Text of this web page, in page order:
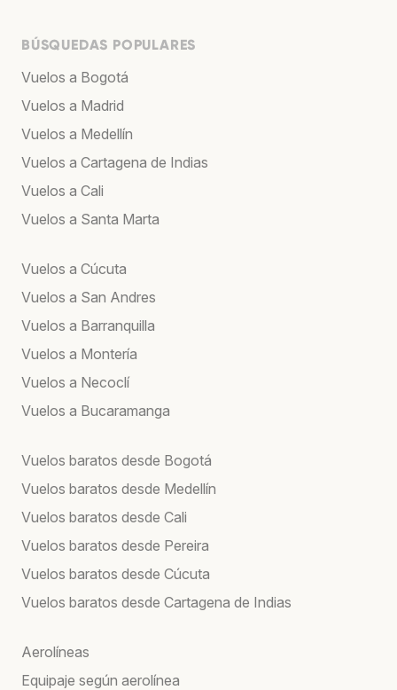
BÚSQUEDAS POPULARES
Vuelos a Bogotá
Vuelos a Madrid
Vuelos a Medellín
Vuelos a Cartagena de Indias
Vuelos a Cali
Vuelos a Santa Marta
Vuelos a Cúcuta
Vuelos a San Andres
Vuelos a Barranquilla
Vuelos a Montería
Vuelos a Necoclí
Vuelos a Bucaramanga
Vuelos baratos desde Bogotá
Vuelos baratos desde Medellín
Vuelos baratos desde Cali
Vuelos baratos desde Pereira
Vuelos baratos desde Cúcuta
Vuelos baratos desde Cartagena de Indias
Aerolíneas
Equipaje según aerolínea